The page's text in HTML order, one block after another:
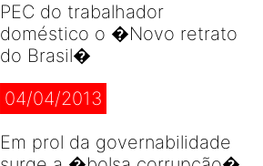
PEC do trabalhador
doméstico o �Novo retrato
do Brasil�
04/04/2013
Em prol da governabilidade